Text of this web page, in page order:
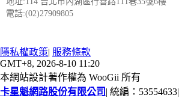
電話:(02)27909805
隱私權政策| 服務條款
GMT+8, 2026-8-10 11:20
本網站設計著作權為 WooGii 所有
卡星魁網路股份有限公司 | 統編：53554633|